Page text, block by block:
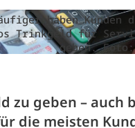
haben Kunden
Trinkgeld für
geben.
zu geben – auch
die meisten